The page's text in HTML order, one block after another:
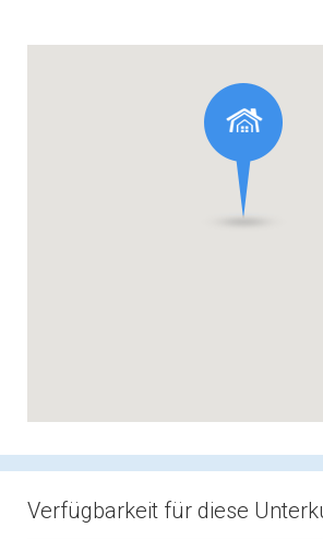
Verfügbarkeit für diese